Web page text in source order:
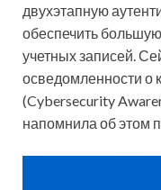
двухэтапную
обеспечить
учетных записей.
осведомленности о
(Cybersecurity
напомнила об этом